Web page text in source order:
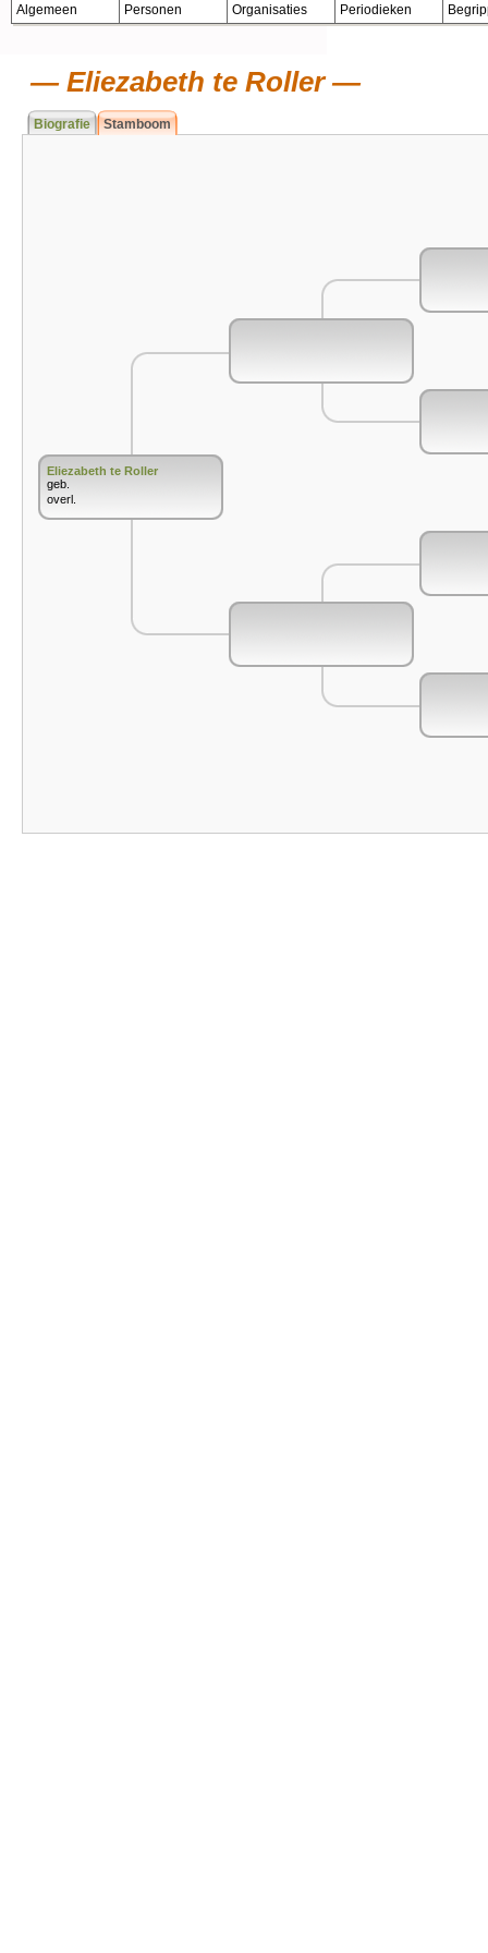
Algemeen Personen Organisaties Periodieken
Eliezabeth te Roller
Biografie Stamboom
Eliezabeth te Roller
geb.
overl.